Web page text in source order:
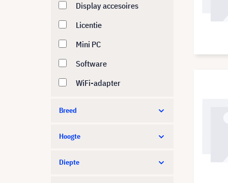
Sharp
ViewSonic
Display accesoires
Licentie
Mini PC
Software
WiFi-adapter
Breed
Hoogte
Diepte